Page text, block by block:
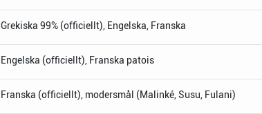
Grekiska 99% (officiellt), Engelska, Franska
Engelska (officiellt), Franska patois
Franska (officiellt), modersmål (Malinké, Susu, Fulani)